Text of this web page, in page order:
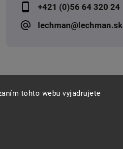
tohto webu vyjadrujete
+421 (0)56 64 320 24
lechman@lechman.sk